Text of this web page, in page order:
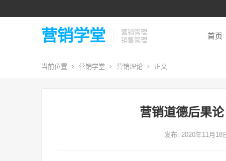
营销学堂
营销管理
销售管理
首页
当前位置 营销学堂 营销理论 正文
营销道德后果
发布: 2020年11月18